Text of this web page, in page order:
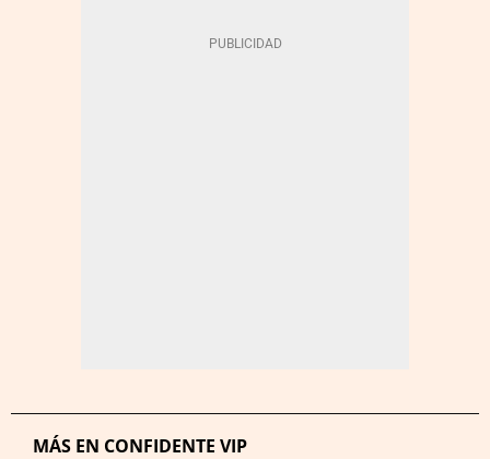
MÁS EN CONFIDENTE VIP